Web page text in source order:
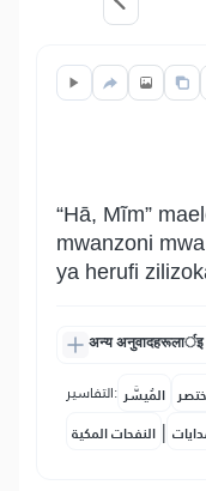
“Hā, Mĩm”
mwanzoni
ya herufi
अन्य अनुवादहरूलार्इ
التفاسير: المُيسَّر
النفحات المكية |